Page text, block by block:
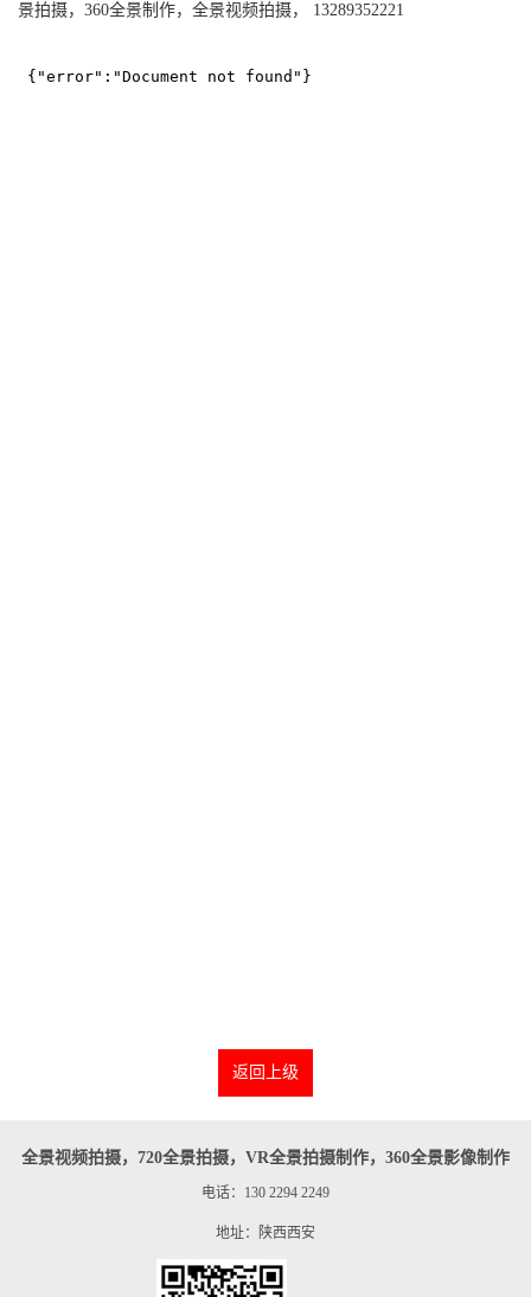
景拍摄，360全景制作，全景视频拍摄， 13289352221
返回上级
全景视频拍摄，720全景拍摄，VR全景拍摄制作，360全景影像制作
电话：130 2294 2249
地址：陕西西安